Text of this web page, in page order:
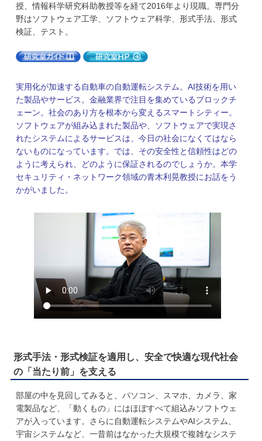
授、情報科学研究科助教授等を経て2016年より現職。専門分
野はソフトウェア工学、ソフトウェア科学、形式手法、形式
検証、テスト。
実用化が加速する自動車の自動運転システム。AI技術を用い
た製品やサービス。金融業界で注目を集めているブロックチ
ェーン。社会のあり方を根本から変えるスマートシティー。
ソフトウェアが組み込まれた製品や、ソフトウェアで実現さ
れたシステムによるサービスは、今日の社会になくてはなら
ないものになっています。では、その安全性と信頼性はどの
ように考えられ、どのように保証されるのでしょうか。本学
セキュリティ・ネットワーク領域の青木利晃教授にお話をう
かがいました。
形式手法・形式検証を適用し、安全で快適な現代社会
の「当たり前」を支える
部屋の中を見回してみると、パソコン、スマホ、カメラ、家
電製品など、「動くもの」にはほぼすべて組込みソフトウェ
アが入っています。さらに自動運転システムやAIシステム、
宇宙システムなど、一昔前はなかった大規模で複雑なシステ